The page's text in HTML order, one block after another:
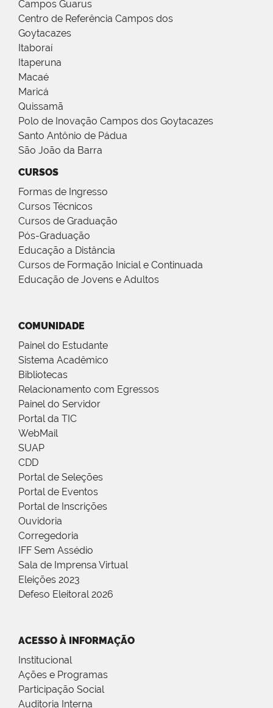
Campos Guarus
Centro de Referência Campos dos
Goytacazes
Itaboraí
Itaperuna
Macaé
Maricá
Quissamã
Polo de Inovação Campos dos Goytacazes
Santo Antônio de Pádua
São João da Barra
CURSOS
Formas de Ingresso
Cursos Técnicos
Cursos de Graduação
Pós-Graduação
Educação a Distância
Cursos de Formação Inicial e Continuada
Educação de Jovens e Adultos
COMUNIDADE
Painel do Estudante
Sistema Acadêmico
Bibliotecas
Relacionamento com Egressos
Painel do Servidor
Portal da TIC
WebMail
SUAP
CDD
Portal de Seleções
Portal de Eventos
Portal de Inscrições
Ouvidoria
Corregedoria
IFF Sem Assédio
Sala de Imprensa Virtual
Eleições 2023
Defeso Eleitoral 2026
ACESSO À INFORMAÇÃO
Institucional
Ações e Programas
Participação Social
Auditoria Interna